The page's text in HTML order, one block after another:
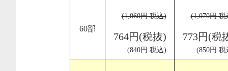
60部
(1,060円 税込)
764円(税抜)
(840円 税込)
(1,070円 税
773円(税
(850円 税